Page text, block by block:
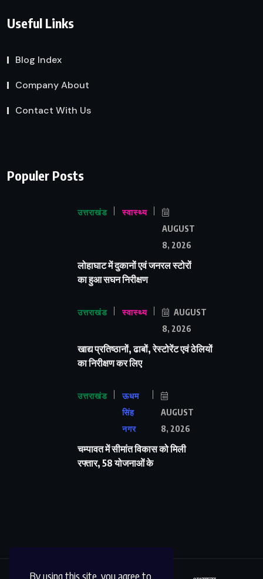
By using this site, you agree to
Useful Links
Blog Index
Company About
Contact With Us
Populer Posts
उत्तराखंड स्वास्थ्य
AUGUST
8, 2026
लोहाघाट में दुकानों एवं जनरल स्टोरों
का हुआ सघन निरीक्षण
उत्तराखंड स्वास्थ्य
AUGUST
8, 2026
खाद्य प्रतिष्ठानों, ढाबों, रेस्टोरेंट एवं ठेलियों
का निरीक्षण कर लिए
उत्तराखंड
ऊधम
सिंह
नगर
AUGUST
8, 2026
चम्पावत में सीमांत विकास को मिली
रफ्तार, 58 योजनाओं के